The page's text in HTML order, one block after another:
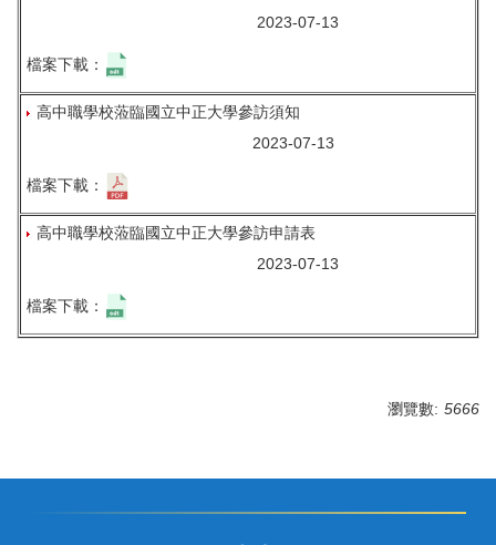
2023-07-13
檔案下載：
高中職學校蒞臨國立中正大學參訪須知
2023-07-13
檔案下載：
高中職學校蒞臨國立中正大學參訪申請表
2023-07-13
檔案下載：
瀏覽數: 5666